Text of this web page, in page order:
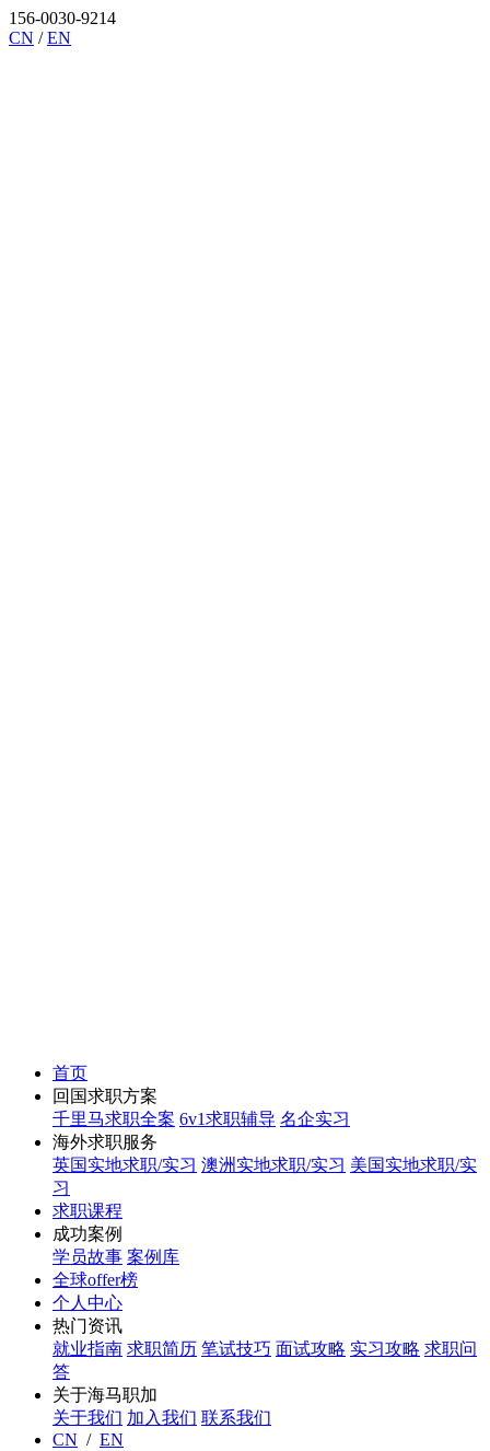
156-0030-9214
CN /EN
首页
回国求职方案
千里马求职全案 6v1求职辅导 名企实习
海外求职服务
英国实地求职/实习 澳洲实地求职/实习 美国实地求职/实
习
求职课程
成功案例
学员故事 案例库
全球offer榜
个人中心
热门资讯
就业指南 求职简历 笔试技巧 面试攻略 实习攻略 求职问
答
关于海马职加
关于我们 加入我们 联系我们
CN / EN